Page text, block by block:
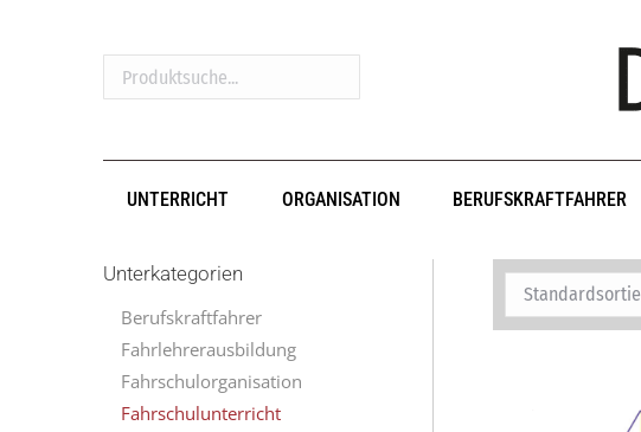
Produktsuche...
UNTERRICHT ORGANISATION BERUFSKRAFTFAHRER
Unterkategorien
Berufskraftfahrer
Fahrlehrerausbildung
Fahrschulorganisation
Fahrschulunterricht